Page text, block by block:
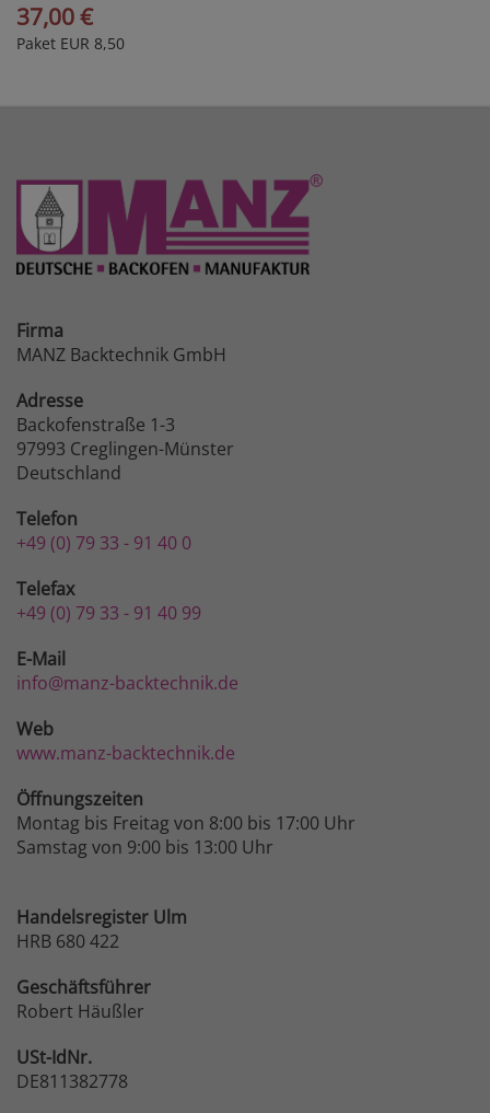
37,00 €
Paket EUR 8,50
Firma
MANZ Backtechnik GmbH
Adresse
Backofenstraße 1-3
97993 Creglingen-Münster
Deutschland
Telefon
+49 (0) 79 33 - 91 40 0
Telefax
+49 (0) 79 33 - 91 40 99
E-Mail
info@manz-backtechnik.de
Web
www.manz-backtechnik.de
Öffnungszeiten
Montag bis Freitag von 8:00 bis 17:00 Uhr
Samstag von 9:00 bis 13:00 Uhr
Handelsregister Ulm
HRB 680 422
Geschäftsführer
Robert Häußler
USt-IdNr.
DE811382778